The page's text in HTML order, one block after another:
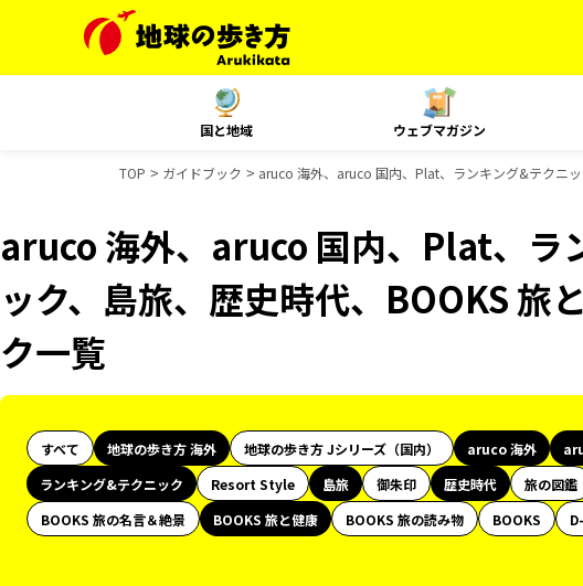
国と地域 ウェブマガジン
TOP ガイドブック aruco 海外、aruco 国内、Plat、ランキング&テクニ
aruco 海外、aruco 国内、Plat、ラ
ック、島旅、歴史時代、BOOKS 旅
ク一覧
すべて 地球の歩き方 海外 地球の歩き方 Jシリーズ（国内） aruco 海外
ランキング&テクニック
Resort Style 島旅 御朱印 歴史時代 旅の図鑑
BOOKS 旅の名言＆絶景
BOOKS 旅と健康 BOOKS 旅の読み物 BOOKS